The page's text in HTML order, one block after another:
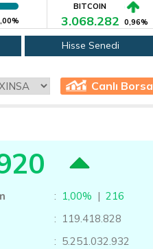
BITCOIN
3.068.282 0,96%
Hisse Senedi
Canlı Borsa
: 1,00% | 216
: 119.418.828
: 5.251.032.932